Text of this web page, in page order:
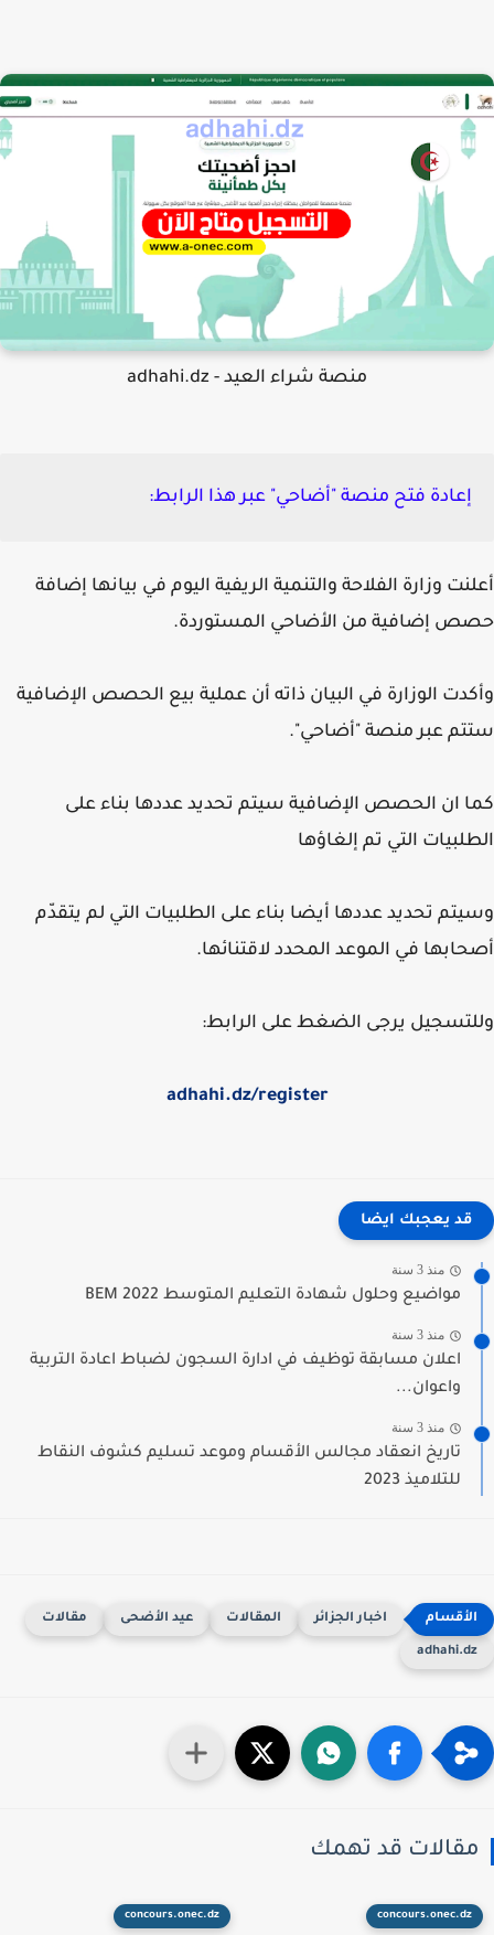
منصة شراء العيد - adhahi.dz
إعادة فتح منصة "أضاحي" عبر هذا الرابط:
وزارة الفلاحة والتنمية الريفية اليوم في بيانها إضافة
إضافية من الأضاحي المستوردة.
الوزارة في البيان ذاته أن عملية بيع الحصص الإضافية
عبر منصة "أضاحي".
ان الحصص الإضافية سيتم تحديد عددها بناء على
التي تم إلغاؤها
تحديد عددها أيضا بناء على الطلبيات التي لم يتقدّم
في الموعد المحدد لاقتنائها.
يرجى الضغط على الرابط:
adhahi.dz/register
قد يعجبك ايضا
منذ 3 سنة
مواضيع وحلول شهادة التعليم المتوسط 2022 BEM
منذ 3 سنة
اعلان مسابقة توظيف في ادارة السجون لضباط اعادة التربية
واعوان...
منذ 3 سنة
تاريخ انعقاد مجالس الأقسام وموعد تسليم كشوف النقاط
للتلاميذ 2023
اخبار الجزائر المقالات عيد الأضحى مقالات
قد تهمك
concours.onec.dz
concours.onec.dz